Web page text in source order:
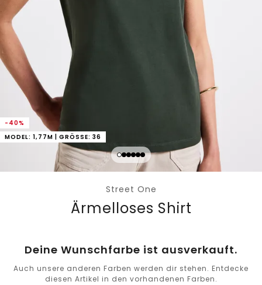
-40%
MODEL: 1,77M | GRÖSSE: 36
Street One
Ärmelloses Shirt
Deine Wunschfarbe ist ausverkauft.
Auch unsere anderen Farben werden dir stehen. Entdecke
diesen Artikel in den vorhandenen Farben.